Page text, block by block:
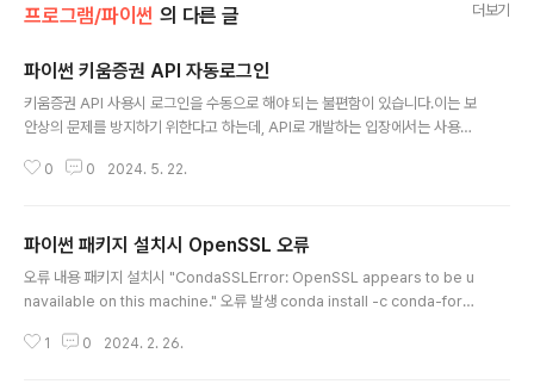
프로그램/파이썬 의 다른 글 더보기
파이썬 키움증권 API 자동로그인
키움증권 API 사용시 로그인을 수동으로 해야 되는 불편함이 있습니다.이는 보
안상의 문제를 방지하기 위한다고 하는데, API로 개발하는 입장에서는 사용자
로그인은 참 불편한 사항입니다. 그래서 자동 로그인 기능을 만들었습니다.아이
의 추가 노력이 필요합니다. 아래 소스중 자신의 화면 크기에 따라 로그인 창의
입력란 좌표를 확인하여 수정해 주어야 합니다.pyautogui.moveTo(133
5, 685)pyautogui.moveTo(1250, 650)파이참에서 디버그 모드, 일반 모
0 0 2024. 5. 22.
파이썬 패키지 설치시 OpenSSL 오류
오류 내용 패키지 설치시 "CondaSSLError: OpenSSL appears to be u
navailable on this machine." 오류 발생 conda install -c conda-forge
d CondaSSLError: OpenSSL appears to be unavailable on this m
1 0 2024. 2. 26.